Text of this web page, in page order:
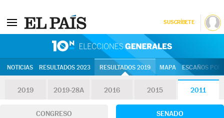
SUSCRÍBETE
NOTICIAS RESULTADOS 2023 RESULTADOS 2019 MAPA ESCAÑOS
2019 2019-28A 2016 2015 2011
CONGRESO SENADO